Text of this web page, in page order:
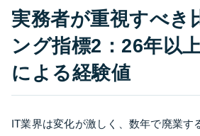
実務者が重視すべき
ング指標2：26年以
による経験値
IT業界は変化が激しく、数年で廃業す